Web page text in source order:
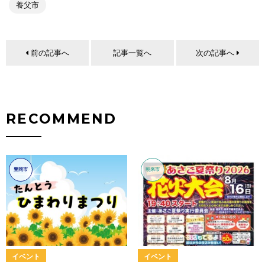
養父市
前の記事へ 記事一覧へ 次の記事へ
RECOMMEND
豊岡市
イベント
朝来市
イベント